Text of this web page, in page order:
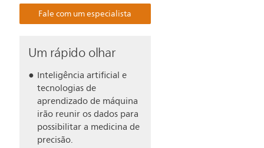
Fale com um especialista
Um rápido olhar
Inteligência artificial e
tecnologias de
aprendizado de máquina
irão reunir os dados para
possibilitar a medicina de
precisão.